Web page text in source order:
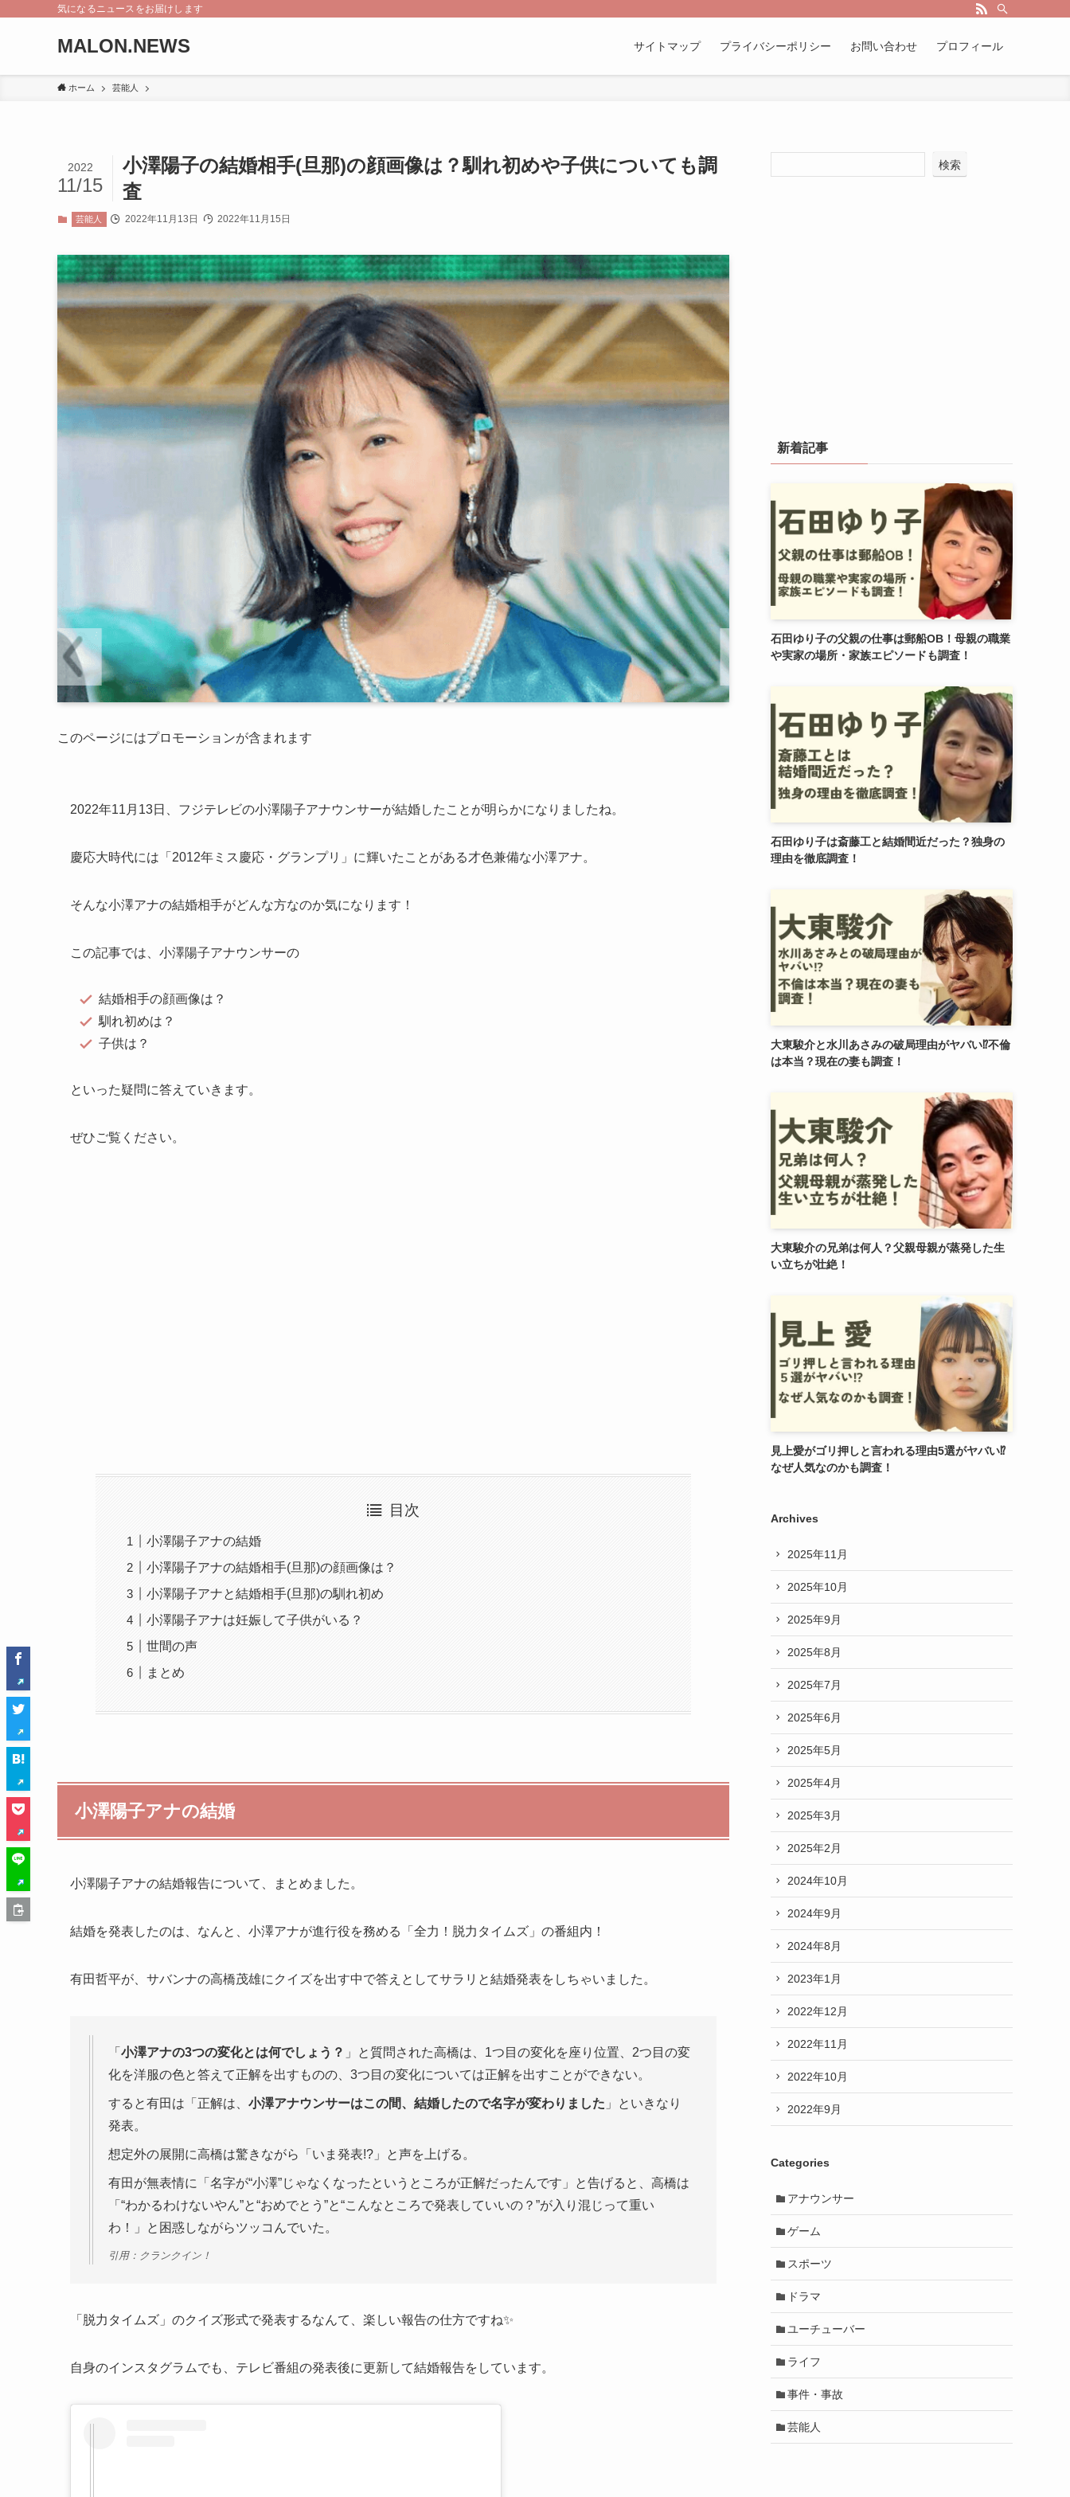
気になるニュースをお届けします
MALON.NEWS サイトマップ プライバシーポリシー お問い合わせ プロフィール
ホーム 芸能人
小澤陽子の結婚相手(旦那)の顔画像は？馴れ初めや子供についても調
査
2022
11/15
芸能人 2022年11月13日 2022年11月15日
このページにはプロモーションが含まれます
2022年11月13日、フジテレビの小澤陽子アナウンサーが結婚したことが明らかになりましたね。
慶応大時代には「2012年ミス慶応・グランプリ」に輝いたことがある才色兼備な小澤アナ。
そんな小澤アナの結婚相手がどんな方なのか気になります！
この記事では、小澤陽子アナウンサーの
結婚相手の顔画像は？
馴れ初めは？
子供は？
といった疑問に答えていきます。
ぜひご覧ください。
目次
小澤陽子アナの結婚
小澤陽子アナの結婚相手(旦那)の顔画像は？
小澤陽子アナと結婚相手(旦那)の馴れ初め
小澤陽子アナは妊娠して子供がいる？
世間の声
まとめ
小澤陽子アナの結婚
小澤陽子アナの結婚報告について、まとめました。
結婚を発表したのは、なんと、小澤アナが進行役を務める「全力！脱力タイムズ」の番組内！
有田哲平が、サバンナの高橋茂雄にクイズを出す中で答えとしてサラリと結婚発表をしちゃいました。
「 小澤アナの3つの変化とは何でしょう？ 」と質問された高橋は、1つ目の変化を座り位置、2つ目の変
化を洋服の色と答えて正解を出すものの、3つ目の変化については正解を出すことができない。
すると有田は「正解は、 小澤アナウンサーはこの間、結婚したので名字が変わりました 」といきなり
発表。
想定外の展開に高橋は驚きながら「いま発表!?」と声を上げる。
有田が無表情に「名字が“小澤”じゃなくなったというところが正解だったんです」と告げると、高橋は
「“わかるわけないやん”と“おめでとう”と“こんなところで発表していいの？”が入り混じって重い
わ！」と困惑しながらツッコんでいた。
引用：クランクイン！
「脱力タイムズ」のクイズ形式で発表するなんて、楽しい報告の仕方ですね✨
自身のインスタグラムでも、テレビ番組の発表後に更新して結婚報告をしています。
検索
新着記事
石田ゆり子の父親の仕事は郵船OB！母親の職業
や実家の場所・家族エピソードも調査！
石田ゆり子は斎藤工と結婚間近だった？独身の
理由を徹底調査！
大東駿介と水川あさみの破局理由がヤバい⁉︎不倫
は本当？現在の妻も調査！
大東駿介の兄弟は何人？父親母親が蒸発した生
い立ちが壮絶！
見上愛がゴリ押しと言われる理由5選がヤバい⁉︎
なぜ人気なのかも調査！
Archives
2025年11月
2025年10月
2025年9月
2025年8月
2025年7月
2025年6月
2025年5月
2025年4月
2025年3月
2025年2月
2024年10月
2024年9月
2024年8月
2023年1月
2022年12月
2022年11月
2022年10月
2022年9月
Categories
アナウンサー
ゲーム
スポーツ
ドラマ
ユーチューバー
ライフ
事件・事故
芸能人